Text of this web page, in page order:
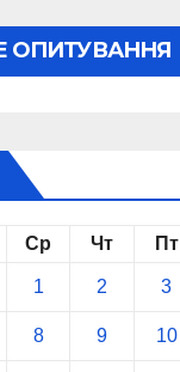
ОПИТУВАННЯ
Ср Чт Пт
1 2 3
8 9 10